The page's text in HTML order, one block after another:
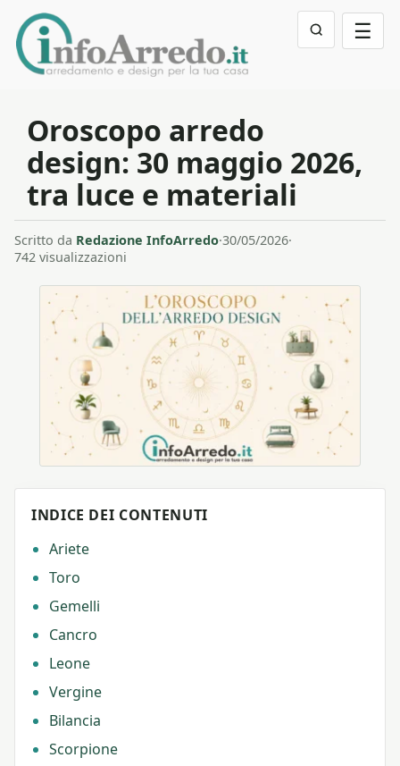
☰
Oroscopo arredo
design: 30 maggio 2026,
tra luce e materiali
Scritto da Redazione InfoArredo·30/05/2026·
742 visualizzazioni
INDICE DEI CONTENUTI
Ariete
Toro
Gemelli
Cancro
Leone
Vergine
Bilancia
Scorpione